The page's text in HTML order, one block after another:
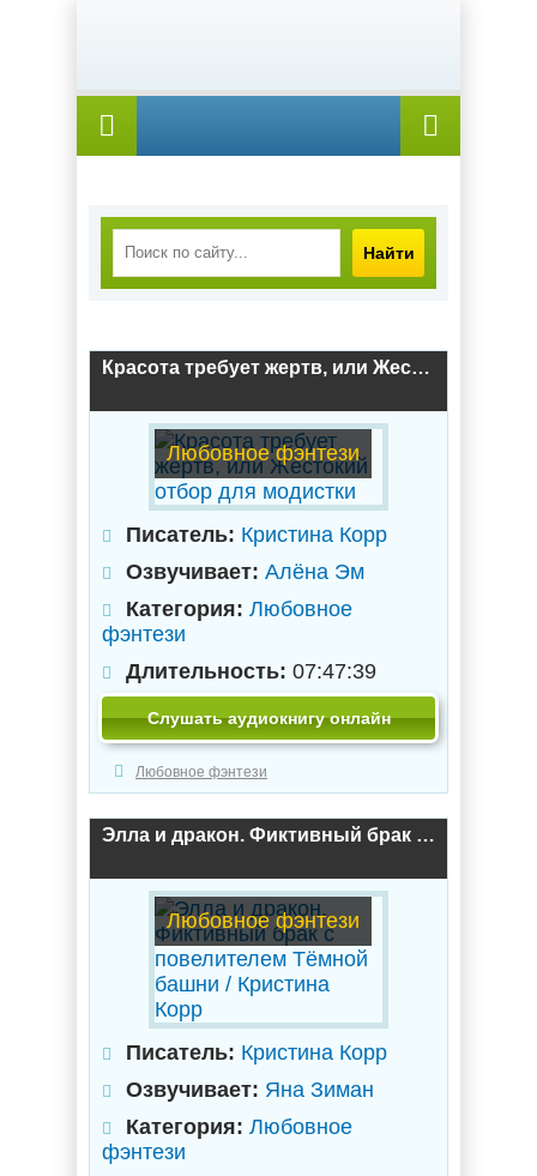
Найти
Красота требует жертв, или Жестокий отбор для модистки
Любовное фэнтези
Писатель: Кристина Корр
Озвучивает: Алёна Эм
Категория: Любовное
фэнтези
Длительность: 07:47:39
Слушать аудиокнигу онлайн
Любовное фэнтези
Элла и дракон. Фиктивный брак с повелителем Тёмной башни / Кристина Корр
Любовное фэнтези
Писатель: Кристина Корр
Озвучивает: Яна Зиман
Категория: Любовное
фэнтези